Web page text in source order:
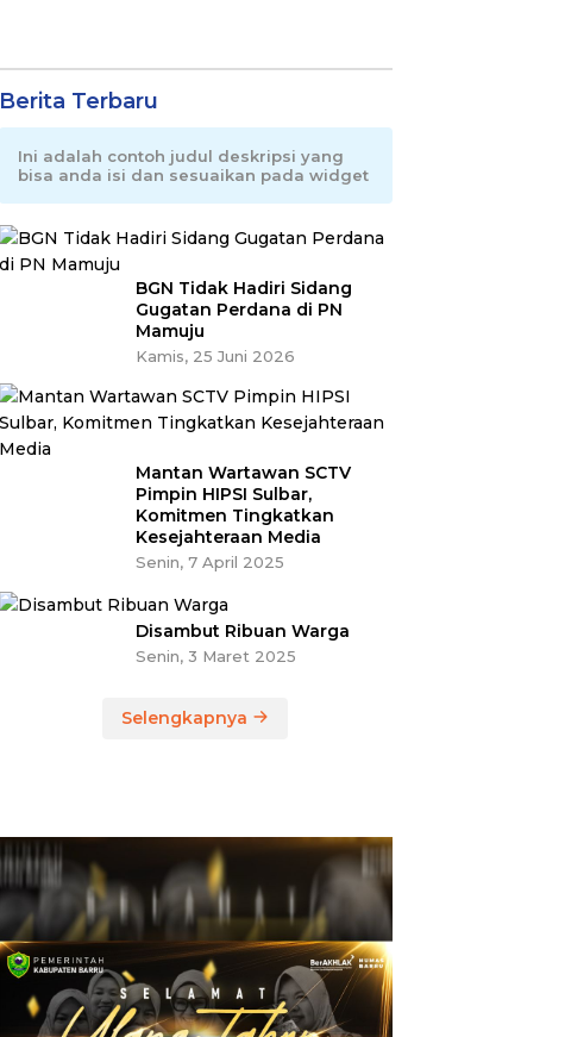
Berita Terbaru
Ini adalah contoh judul deskripsi yang
bisa anda isi dan sesuaikan pada widget
BGN Tidak Hadiri Sidang
Gugatan Perdana di PN
Mamuju
Kamis, 25 Juni 2026
Mantan Wartawan SCTV
Pimpin HIPSI Sulbar,
Komitmen Tingkatkan
Kesejahteraan Media
Senin, 7 April 2025
Disambut Ribuan Warga
Senin, 3 Maret 2025
Selengkapnya